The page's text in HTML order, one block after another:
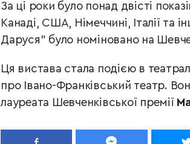
За ці роки було понад двісті
Канаді, США, Німеччині, Італії та
Даруся" було номіновано на
Ця вистава стала подією в
про Івано-Франківський театр.
лауреата Шевченківської премії